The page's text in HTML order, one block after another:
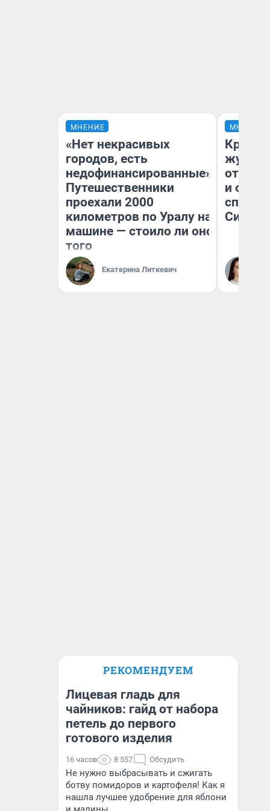
МНЕНИЕ
«Нет некрасивых
городов, есть
недофинансированные».
Путешественники
проехали 2000
километров по Уралу на
машине — стоило ли оно
того
Екатерина Литкевич
МНЕНИЕ
и
споре
РЕКОМЕНДУЕМ
Лицевая гладь для
чайников: гайд от набора
петель до первого
готового изделия
16 часов 8 557 Обсудить
Не нужно выбрасывать и сжигать
ботву помидоров и картофеля! Как я
нашла лучшее удобрение для яблони